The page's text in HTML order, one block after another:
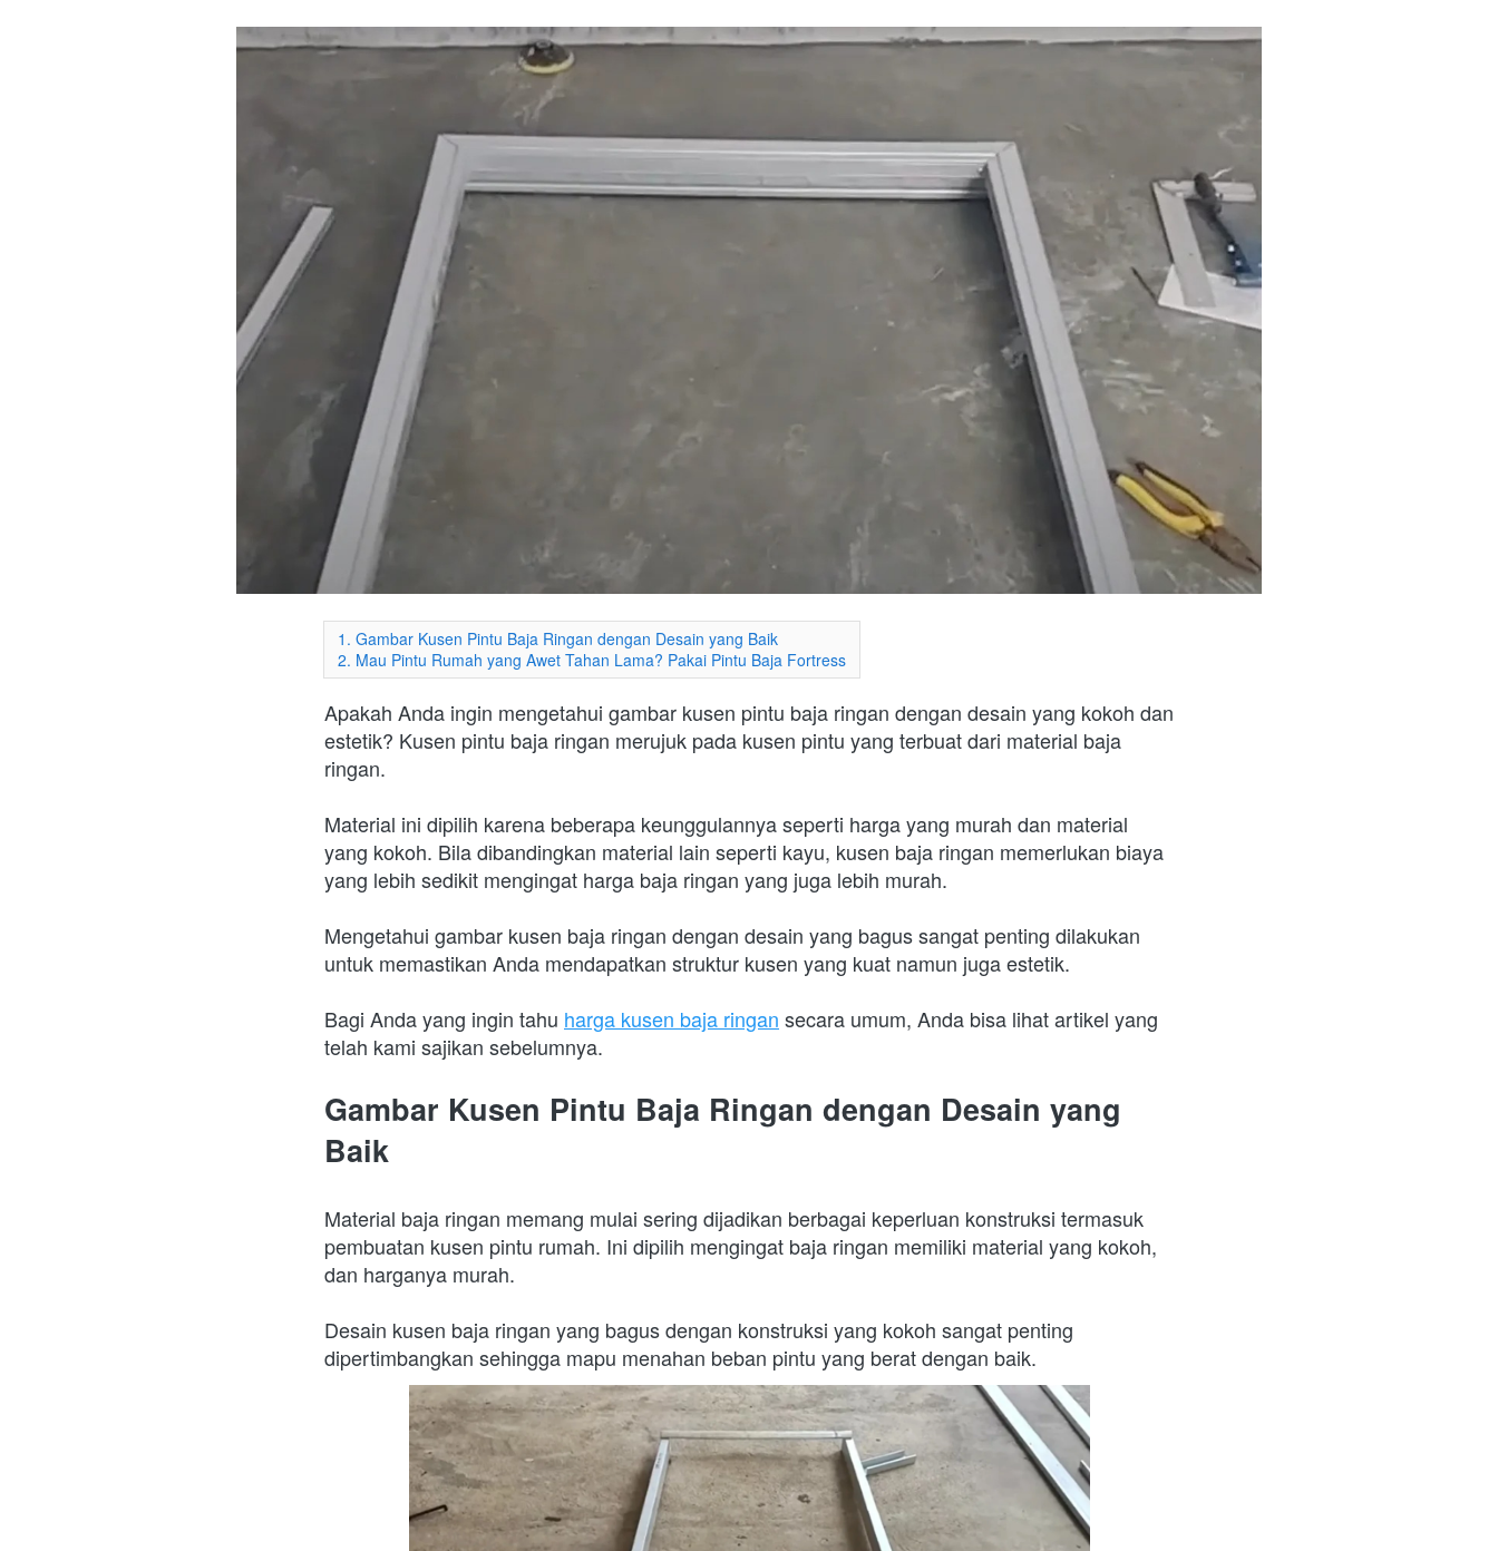
1. Gambar Kusen Pintu Baja Ringan dengan Desain yang Baik
2. Mau Pintu Rumah yang Awet Tahan Lama? Pakai Pintu Baja Fortress
Apakah Anda ingin mengetahui gambar kusen pintu baja ringan dengan desain yang kokoh dan
estetik? Kusen pintu baja ringan merujuk pada kusen pintu yang terbuat dari material baja
ringan.
Material ini dipilih karena beberapa keunggulannya seperti harga yang murah dan material
yang kokoh. Bila dibandingkan material lain seperti kayu, kusen baja ringan memerlukan biaya
yang lebih sedikit mengingat harga baja ringan yang juga lebih murah.
Mengetahui gambar kusen baja ringan dengan desain yang bagus sangat penting dilakukan
untuk memastikan Anda mendapatkan struktur kusen yang kuat namun juga estetik.
Bagi Anda yang ingin tahu harga kusen baja ringan secara umum, Anda bisa lihat artikel yang
telah kami sajikan sebelumnya.
Gambar Kusen Pintu Baja Ringan dengan Desain yang
Baik
Material baja ringan memang mulai sering dijadikan berbagai keperluan konstruksi termasuk
pembuatan kusen pintu rumah. Ini dipilih mengingat baja ringan memiliki material yang kokoh,
dan harganya murah.
Desain kusen baja ringan yang bagus dengan konstruksi yang kokoh sangat penting
dipertimbangkan sehingga mapu menahan beban pintu yang berat dengan baik.